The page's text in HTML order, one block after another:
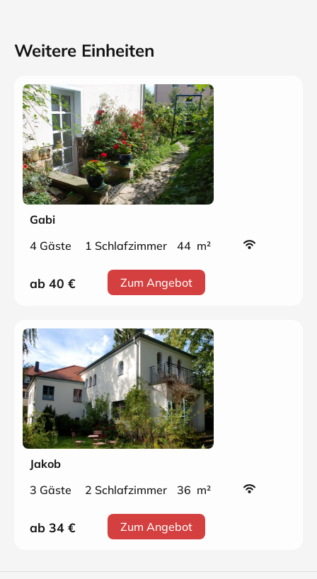
Weitere Einheiten
Gabi
4 Gäste
1 Schlafzimmer 44 m²
ab 40 € Zum Angebot
Jakob
3 Gäste
2 Schlafzimmer 36 m²
ab 34 € Zum Angebot